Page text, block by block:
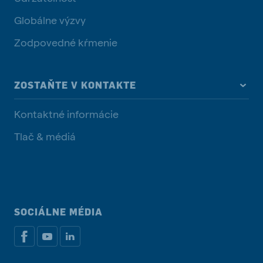
Globálne výzvy
Zodpovedné kŕmenie
ZOSTAŇTE V KONTAKTE
Kontaktné informácie
Tlač & médiá
SOCIÁLNE MÉDIA